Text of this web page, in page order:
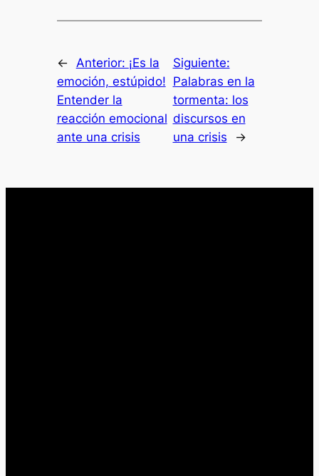
← Anterior: ¡Es la
emoción, estúpido!
Entender la
reacción emocional
ante una crisis
Siguiente:
Palabras en la
tormenta: los
discursos en
una crisis
→